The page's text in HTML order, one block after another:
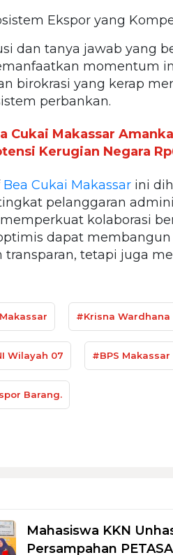
Ekspor yang
dan tanya jawab yang
momentum
birokrasi yang kerap
perbankan.
Cukai Makassar
Kerugian Negara
Bea Cukai Makassar ini
pelanggaran
kolaborasi
dapat
transparan, tetapi juga
#Krisna Wardhana
Wilayah 07 #BPS Makassar
Barang.
Mahasiswa KKN
Persampahan